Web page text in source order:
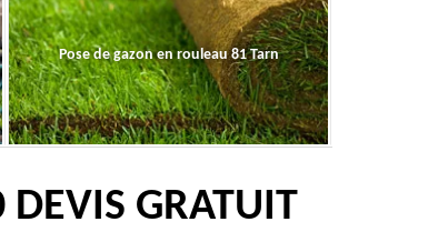
Pose de gazon en rouleau 81 Tarn
GRATUIT